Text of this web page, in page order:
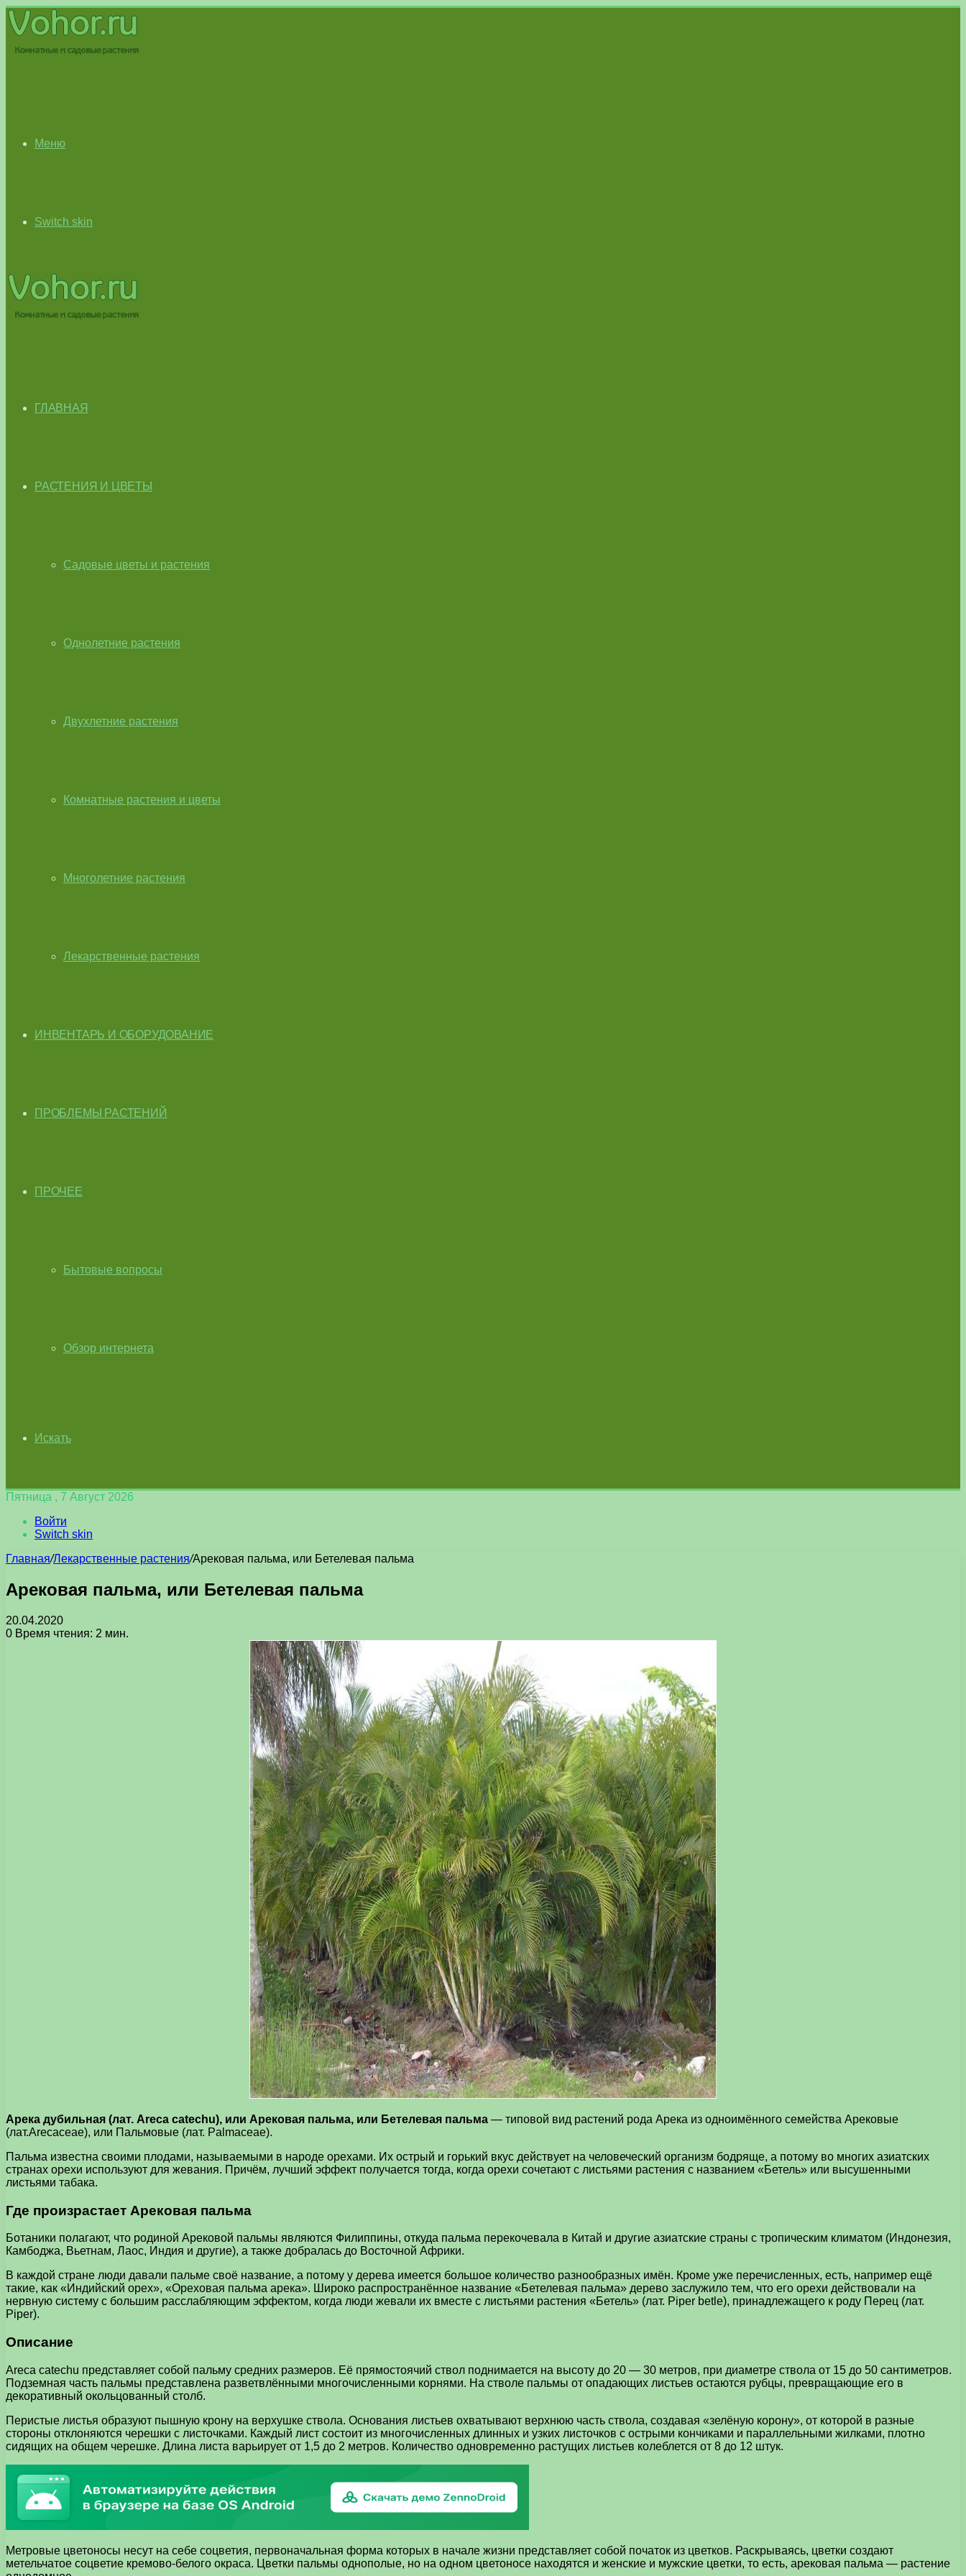
Меню
Switch skin
ГЛАВНАЯ
РАСТЕНИЯ И ЦВЕТЫ
Садовые цветы и растения
Однолетние растения
Двухлетние растения
Комнатные растения и цветы
Многолетние растения
Лекарственные растения
ИНВЕНТАРЬ И ОБОРУДОВАНИЕ
ПРОБЛЕМЫ РАСТЕНИЙ
ПРОЧЕЕ
Бытовые вопросы
Обзор интернета
Искать
Пятница , 7 Август 2026
Войти
Switch skin
Главная/Лекарственные растения/Арековая пальма, или Бетелевая пальма
Арековая пальма, или Бетелевая пальма
20.04.2020
0 Время чтения: 2 мин.
Арека дубильная (лат. Areca catechu), или Арековая пальма, или Бетелевая пальма — типовой вид растений рода Арека из одноимённого семейства Арековые
(лат.Arecaceae), или Пальмовые (лат. Palmaceae).
Пальма известна своими плодами, называемыми в народе орехами. Их острый и горький вкус действует на человеческий организм бодряще, а потому во многих азиатских
странах орехи используют для жевания. Причём, лучший эффект получается тогда, когда орехи сочетают с листьями растения с названием «Бетель» или высушенными
листьями табака.
Где произрастает Арековая пальма
Ботаники полагают, что родиной Арековой пальмы являются Филиппины, откуда пальма перекочевала в Китай и другие азиатские страны с тропическим климатом (Индонезия,
Камбоджа, Вьетнам, Лаос, Индия и другие), а также добралась до Восточной Африки.
В каждой стране люди давали пальме своё название, а потому у дерева имеется большое количество разнообразных имён. Кроме уже перечисленных, есть, например ещё
такие, как «Индийский орех», «Ореховая пальма арека». Широко распространённое название «Бетелевая пальма» дерево заслужило тем, что его орехи действовали на
нервную систему с большим расслабляющим эффектом, когда люди жевали их вместе с листьями растения «Бетель» (лат. Piper betle), принадлежащего к роду Перец (лат.
Piper).
Описание
Areca catechu представляет собой пальму средних размеров. Её прямостоячий ствол поднимается на высоту до 20 — 30 метров, при диаметре ствола от 15 до 50 сантиметров.
Подземная часть пальмы представлена разветвлёнными многочисленными корнями. На стволе пальмы от опадающих листьев остаются рубцы, превращающие его в
декоративный окольцованный столб.
Перистые листья образуют пышную крону на верхушке ствола. Основания листьев охватывают верхнюю часть ствола, создавая «зелёную корону», от которой в разные
стороны отклоняются черешки с листочками. Каждый лист состоит из многочисленных длинных и узких листочков с острыми кончиками и параллельными жилками, плотно
сидящих на общем черешке. Длина листа варьирует от 1,5 до 2 метров. Количество одновременно растущих листьев колеблется от 8 до 12 штук.
Метровые цветоносы несут на себе соцветия, первоначальная форма которых в начале жизни представляет собой початок из цветков. Раскрываясь, цветки создают
метельчатое соцветие кремово-белого окраса. Цветки пальмы однополые, но на одном цветоносе находятся и женские и мужские цветки, то есть, арековая пальма — растение